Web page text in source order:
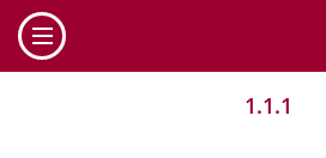
1.1.1
Cookies management panel